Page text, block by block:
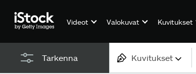
Videot Valokuvat Kuvitukset
Tarkenna Kuvitukset